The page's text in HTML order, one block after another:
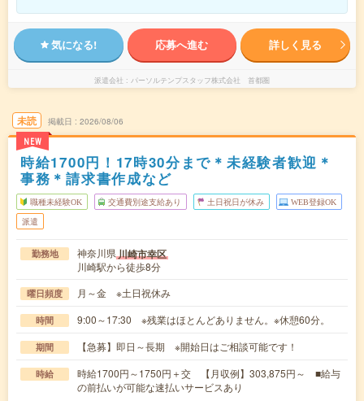
気になる! 応募へ進む 詳しく見る
派遣会社 パーソルテンプスタッフ株式会社 首都圏
未読
NEW
掲載日 2026/08/06
時給1700円！17時30分まで＊未経験者歓迎＊
事務＊請求書作成など
職種未経験OK 交通費別途支給あり 土日祝日が休み WEB登録OK
派遣
勤務地 神奈川県川崎市幸区
川崎駅から徒歩8分
曜日頻度 月～金 ※土日祝休み
時間 9:00～17:30 ※残業はほとんどありません。※休憩60分。
期間 【急募】即日～長期 ※開始日はご相談可能です！
時給
時給1700円～1750円＋交 【月収例】303,875円～ ■給与
の前払いが可能な速払いサービスあり